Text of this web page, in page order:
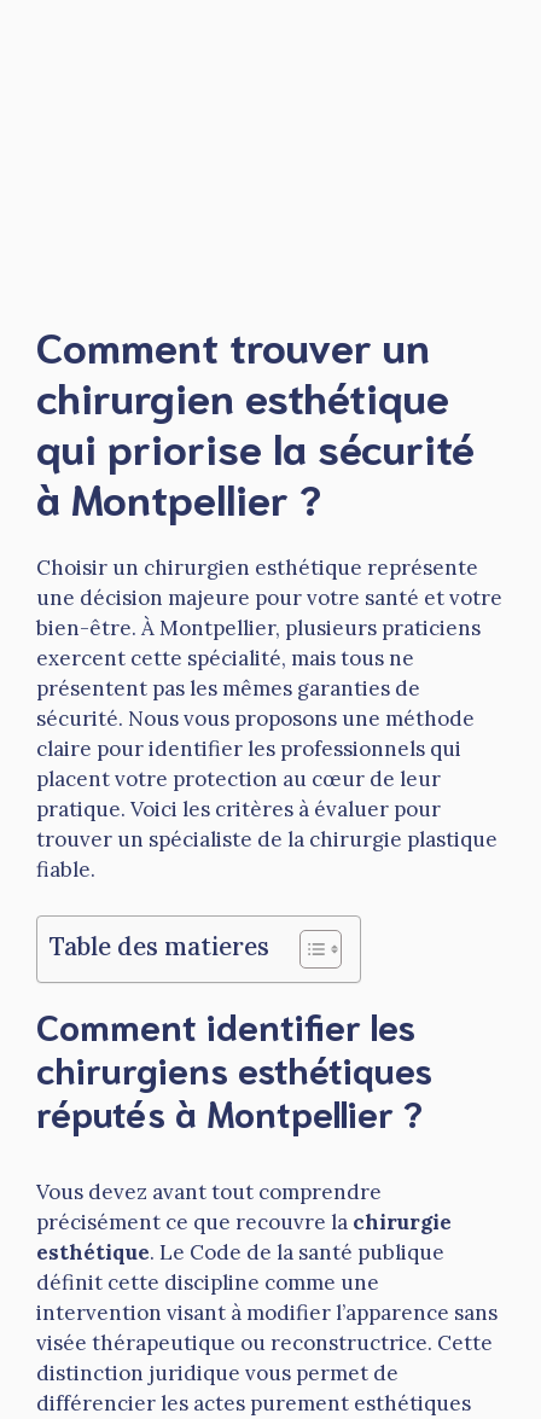
Comment trouver un
chirurgien esthétique
qui priorise la sécurité
à Montpellier ?
Choisir un chirurgien esthétique représente
une décision majeure pour votre santé et votre
bien-être. À Montpellier, plusieurs praticiens
exercent cette spécialité, mais tous ne
présentent pas les mêmes garanties de
sécurité. Nous vous proposons une méthode
claire pour identifier les professionnels qui
placent votre protection au cœur de leur
pratique. Voici les critères à évaluer pour
trouver un spécialiste de la chirurgie plastique
fiable.
Table des matieres
Comment identifier les
chirurgiens esthétiques
réputés à Montpellier ?
Vous devez avant tout comprendre
précisément ce que recouvre la chirurgie
esthétique. Le Code de la santé publique
définit cette discipline comme une
intervention visant à modifier l’apparence sans
visée thérapeutique ou reconstructrice. Cette
distinction juridique vous permet de
différencier les actes purement esthétiques